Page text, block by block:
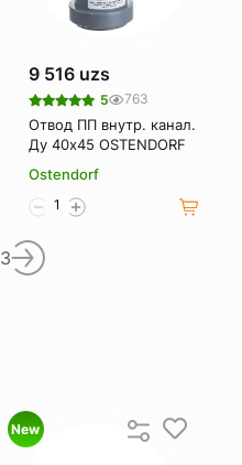
9 516 uzs
5 763
Отвод ПП внутр. канал.
Ду 40х45 OSTENDORF
Ostendorf
3
New